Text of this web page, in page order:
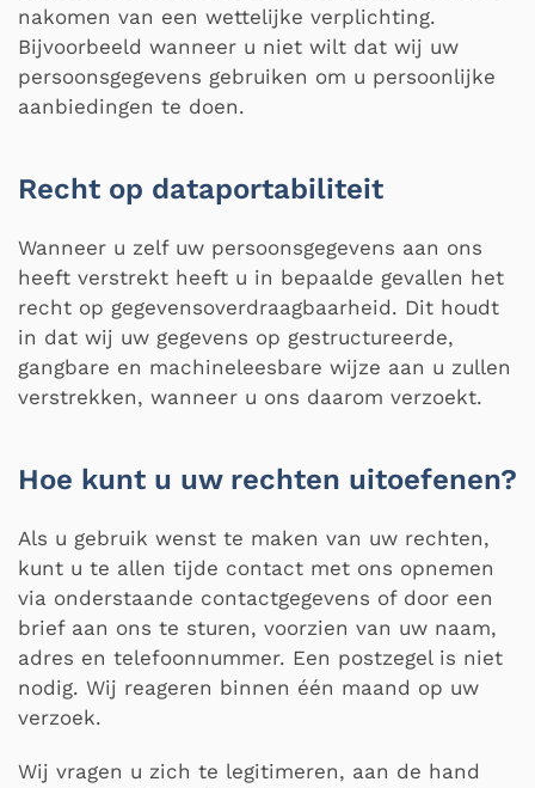
nakomen van een wettelijke verplichting.
Bijvoorbeeld wanneer u niet wilt dat wij uw
persoonsgegevens gebruiken om u persoonlijke
aanbiedingen te doen.
Recht op dataportabiliteit
Wanneer u zelf uw persoonsgegevens aan ons
heeft verstrekt heeft u in bepaalde gevallen het
recht op gegevensoverdraagbaarheid. Dit houdt
in dat wij uw gegevens op gestructureerde,
gangbare en machineleesbare wijze aan u zullen
verstrekken, wanneer u ons daarom verzoekt.
Hoe kunt u uw rechten uitoefenen?
Als u gebruik wenst te maken van uw rechten,
kunt u te allen tijde contact met ons opnemen
via onderstaande contactgegevens of door een
brief aan ons te sturen, voorzien van uw naam,
adres en telefoonnummer. Een postzegel is niet
nodig. Wij reageren binnen één maand op uw
verzoek.
Wij vragen u zich te legitimeren, aan de hand